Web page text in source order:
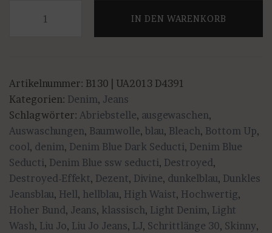
Skinny
High
Waist
Jeans
in
cooler
Used-
Optik
Menge
IN DEN WARENKORB
Artikelnummer: B130 | UA2013 D4391
Kategorien: Denim, Jeans
Schlagwörter: Abriebstelle, ausgewaschen,
Auswaschungen, Baumwolle, blau, Bleach, Bottom Up,
cool, denim, Denim Blue Dark Seducti, Denim Blue
Seducti, Denim Blue ssw seducti, Destroyed ,
Destroyed-Effekt, Dezent, Divine, dunkelblau, Dunkles
Jeansblau, Hell, hellblau, High Waist, Hochwertig,
Hoher Bund , Jeans, klassisch, Light Denim, Light
Wash, Liu Jo, Liu Jo Jeans, LJ, Schrittlänge 30, Skinny,